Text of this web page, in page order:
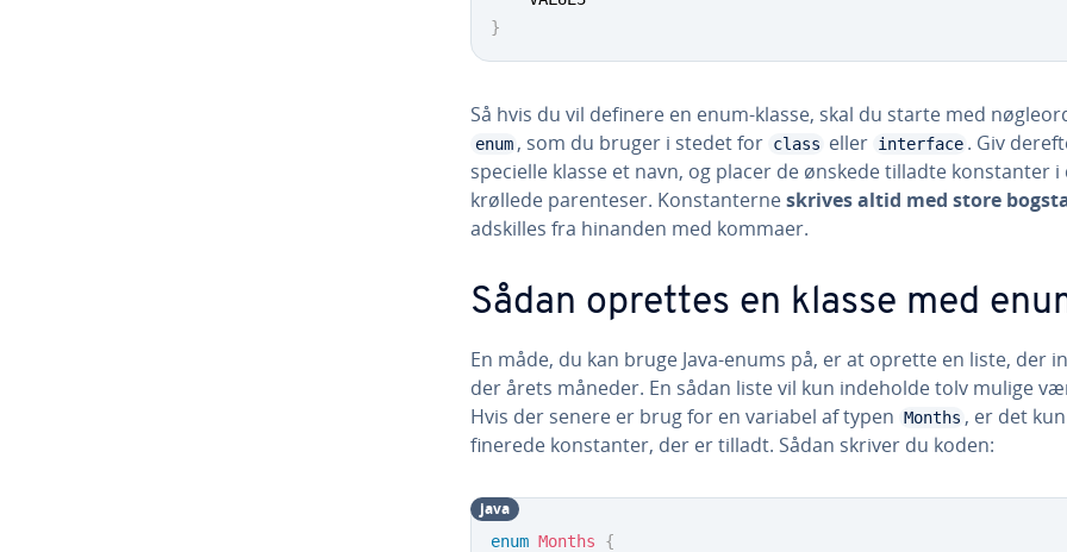
}
Så hvis du vil definere en enum-klasse, skal du starte med
enum , som du bruger i stedet for class eller interface . Giv
specielle klasse et navn, og placer de ønskede tilladte kon­stan­ter i
krøllede pa­ren­te­ser. Kon­stan­ter­neskrives altid med store
adskilles fra hinanden med kommaer.
Sådan oprettes en klasse med
En måde, du kan bruge Java-enums på, er at oprette en liste, der
der årets måneder. En sådan liste vil kun indeholde tolv mulige
Hvis der senere er brug for en variabel af typen Months , er det
fi­ne­re­de kon­stan­ter, der er tilladt. Sådan skriver du koden:
enum Months
{
java